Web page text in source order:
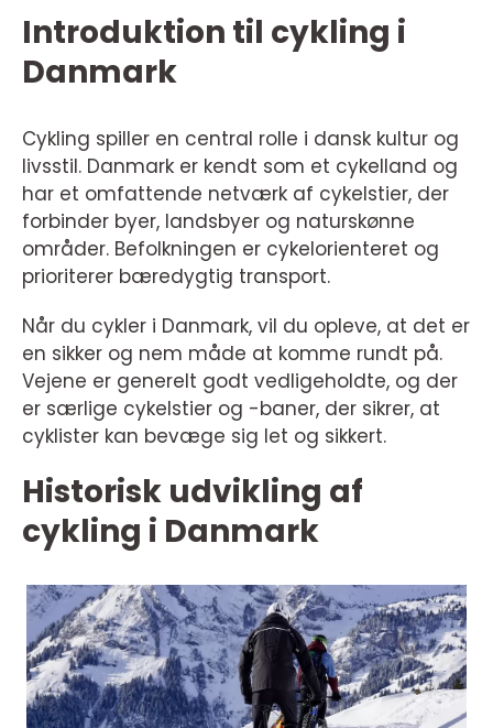
Introduktion til cykling i
Danmark
Cykling spiller en central rolle i dansk kultur og
livsstil. Danmark er kendt som et cykelland og
har et omfattende netværk af cykelstier, der
forbinder byer, landsbyer og naturskønne
områder. Befolkningen er cykelorienteret og
prioriterer bæredygtig transport.
Når du cykler i Danmark, vil du opleve, at det er
en sikker og nem måde at komme rundt på.
Vejene er generelt godt vedligeholdte, og der
er særlige cykelstier og -baner, der sikrer, at
cyklister kan bevæge sig let og sikkert.
Historisk udvikling af
cykling i Danmark